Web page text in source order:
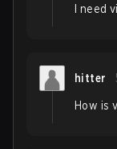
I need
hitter
How is